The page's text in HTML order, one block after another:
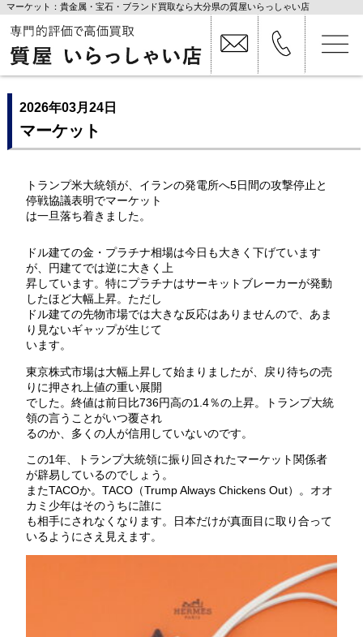
マーケット：貴金属・宝石・ブランド買取なら大分県の質屋いらっしゃい店
2026年03月24日
マーケット
トランプ米大統領が、イランの発電所へ5日間の攻撃停止と
停戦協議表明でマーケット
は一旦落ち着きました。
ドル建ての金・プラチナ相場は今日も大きく下げています
が、円建てでは逆に大きく上
昇しています。特にプラチナはサーキットブレーカーが発動
したほど大幅上昇。ただし
ドル建ての先物市場では大きな反応はありませんので、あま
り見ないギャップが生じて
います。
東京株式市場は大幅上昇して始まりましたが、戻り待ちの売
りに押され上値の重い展開
でした。終値は前日比736円高の1.4％の上昇。トランプ大統
領の言うことがいつ覆され
るのか、多くの人が信用していないのです。
この1年、トランプ大統領に振り回されたマーケット関係者
が辟易しているのでしょう。
またTACOか。TACO（Trump Always Chickens Out）。オオ
カミ少年はそのうちに誰に
も相手にされなくなります。日本だけが真面目に取り合って
いるようにさえ見えます。